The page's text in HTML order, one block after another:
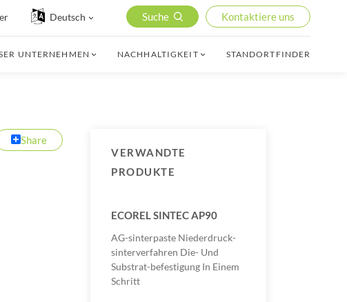
Deutsch Suche Kontaktiere uns
UNTERNEHMEN NACHHALTIGKEIT STANDORTFINDER
Share
VERWANDTE
PRODUKTE
ECOREL SINTEC AP90
AG-sinterpaste Niederdruck-
sinterverfahren Die- Und
Substrat-befestigung In Einem
Schritt